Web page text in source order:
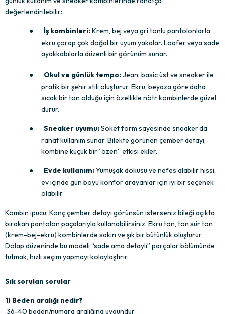
değerlendirilebilir:
● İş kombinleri: Krem, bej veya gri tonlu pantolonlarla
ekru çorap çok doğal bir uyum yakalar. Loafer veya sade
ayakkabılarla düzenli bir görünüm sunar.
● Okul ve günlük tempo: Jean, basic üst ve sneaker ile
pratik bir şehir stili oluşturur. Ekru, beyaza göre daha
sıcak bir ton olduğu için özellikle nötr kombinlerde güzel
durur.
● Sneaker uyumu: Soket form sayesinde sneaker’da
rahat kullanım sunar. Bilekte görünen çember detayı,
kombine küçük bir “özen” etkisi ekler.
● Evde kullanım: Yumuşak dokusu ve nefes alabilir hissi,
ev içinde gün boyu konfor arayanlar için iyi bir seçenek
olabilir.
Kombin ipucu: Konç çember detayı görünsün isterseniz bileği açıkta
bırakan pantolon paçalarıyla kullanabilirsiniz. Ekru ton, ton sür ton
(krem-bej-ekru) kombinlerde sakin ve şık bir bütünlük oluşturur.
Dolap düzeninde bu modeli “sade ama detaylı” parçalar bölümünde
tutmak, hızlı seçim yapmayı kolaylaştırır.
Sık sorulan sorular
1) Beden aralığı nedir?
36-40 beden/numara aralığına uygundur.